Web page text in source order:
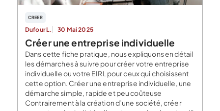
CREER
Dufour L. 30 Mai 2025
Créer une entreprise individuelle
Dans cette fiche pratique, nous expliquons en détail
les démarches à suivre pour créer votre entreprise
individuelle ou votre EIRL pour ceux qui choisissent
cette option. Créer une entreprise individuelle, une
démarche simple, rapide et peu coûteuse
Contrairement à la création d’une société, créer